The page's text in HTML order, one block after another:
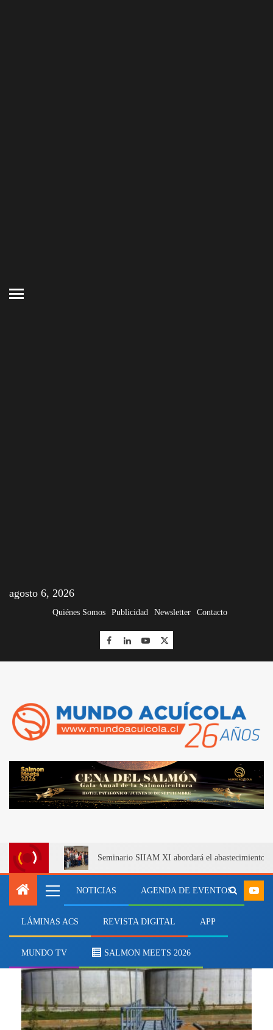
agosto 6, 2026
Quiénes Somos Publicidad Newsletter Contacto
Seminario SIIAM XI abordará el abastecimiento
NOTICIAS AGENDA DE EVENTOS
LÁMINAS ACS REVISTA DIGITAL APP
MUNDO TV SALMON MEETS 2026
Normativa ambiental